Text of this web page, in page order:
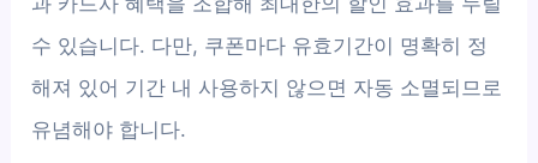
수 있습니다. 다만, 쿠폰마다 유효기간이 명확히 정
해져 있어 기간 내 사용하지 않으면 자동 소멸되므로
유념해야 합니다.